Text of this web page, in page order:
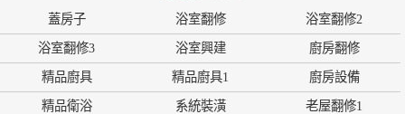
蓋房子 浴室翻修
浴室翻修2
浴室翻修3
浴室興建
廚房翻修
精品廚具
精品廚具1
廚房設備
精品衛浴
系統裝潢
老屋翻修1